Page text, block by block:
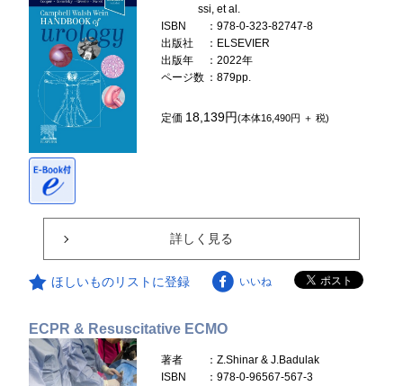
ssi, et al.
ISBN
：978-0-323-82747-8
出版社
：ELSEVIER
出版年
：2022年
ページ数 ：879pp.
定価 18,139円(本体16,490円 ＋ 税)
詳しく見る
ほしいものリストに登録 いいね
ECPR & Resuscitative ECMO
著者
：Z.Shinar & J.Badulak
ISBN
：978-0-96567-567-3